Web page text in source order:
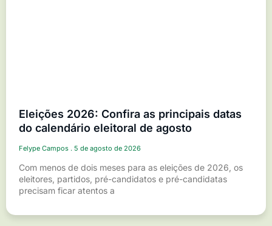
Eleições 2026: Confira as principais datas
do calendário eleitoral de agosto
Felype Campos 5 de agosto de 2026
Com menos de dois meses para as eleições de 2026, os
eleitores, partidos, pré-candidatos e pré-candidatas
precisam ficar atentos a